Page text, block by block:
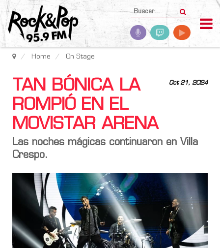
Home On Stage
Oct 21, 2024
TAN BÓNICA LA
ROMPIÓ EN EL
MOVISTAR ARENA
Las noches mágicas continuaron en Villa
Crespo.